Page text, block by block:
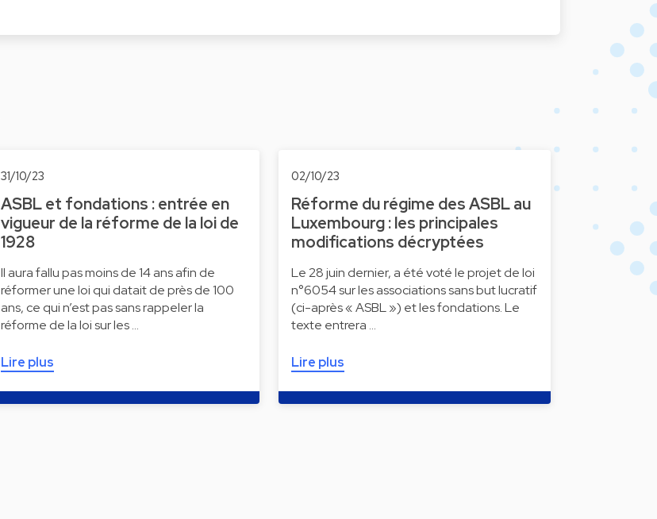
31/10/23
ASBL et fondations : entrée en
vigueur de la réforme de la loi de
1928
Il aura fallu pas moins de 14 ans afin de
réformer une loi qui datait de près de 100
ans, ce qui n’est pas sans rappeler la
réforme de la loi sur les …
Lire plus
02/10/23
Réforme du régime des ASBL au
Luxembourg : les principales
modifications décryptées
Le 28 juin dernier, a été voté le projet de loi
n°6054 sur les associations sans but lucratif
(ci-après « ASBL ») et les fondations. Le
texte entrera …
Lire plus